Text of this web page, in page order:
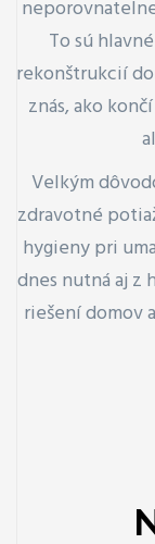
To sú
rekonštrukcií
znás, ako
Velkým
zdravotné
hygieny pri
dnes nutná aj z
riešení domov